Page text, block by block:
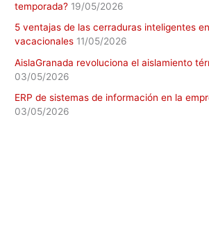
temporada? 19/05/2026
5 ventajas de las cerraduras inteligentes
vacacionales 11/05/2026
AislaGranada revoluciona el aislamiento
03/05/2026
ERP de sistemas de información en la
03/05/2026